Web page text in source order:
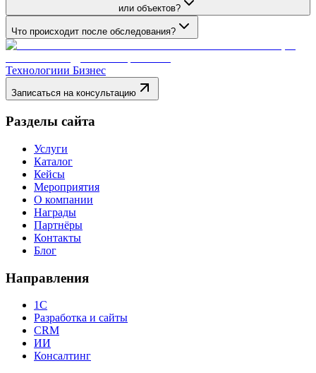
или объектов?
Что происходит после обследования?
Технологиии Бизнес
Записаться на консультацию
Разделы сайта
Услуги
Каталог
Кейсы
Мероприятия
О компании
Награды
Партнёры
Контакты
Блог
Направления
1С
Разработка и сайты
CRM
ИИ
Консалтинг